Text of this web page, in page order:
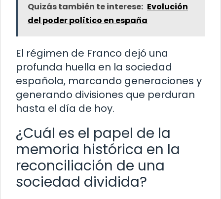
Quizás también te interese: Evolución
del poder político en españa
El régimen de Franco dejó una
profunda huella en la sociedad
española, marcando generaciones y
generando divisiones que perduran
hasta el día de hoy.
¿Cuál es el papel de la
memoria histórica en la
reconciliación de una
sociedad dividida?